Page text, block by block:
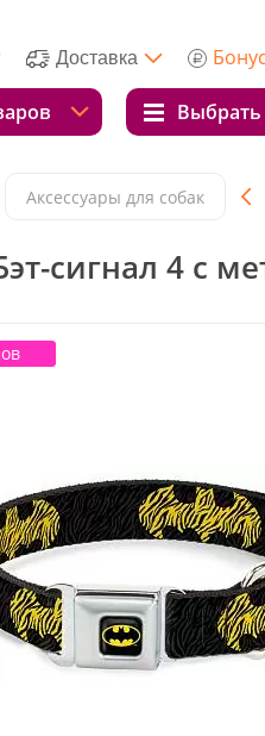
Доставка
Аксессуары для собак
сигнал 4 с